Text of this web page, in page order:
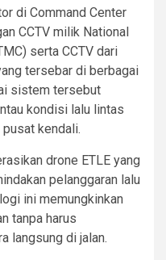
di Command Center
CCTV milik National
serta CCTV dari
tersebar di berbagai
sistem tersebut
kondisi lalu lintas
kendali.
drone ETLE yang
pelanggaran lalu
ini memungkinkan
tanpa harus
langsung di jalan.